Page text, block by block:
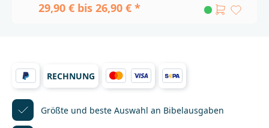
_______________Bei Fragen zur Produktsicherheit
29,90 € bis 26,90 € *
RECHNUNG
Größte und beste Auswahl an Bibelausgaben